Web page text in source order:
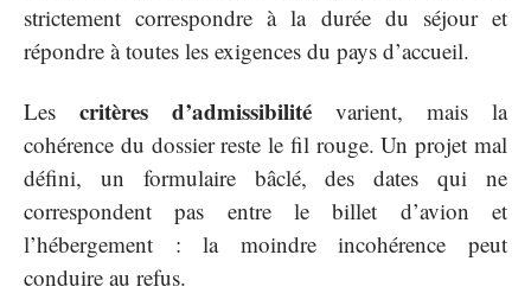
strictement correspondre à la durée du séjour et
répondre à toutes les exigences du pays d’accueil.
Les critères d’admissibilité varient, mais la
cohérence du dossier reste le fil rouge. Un projet mal
défini, un formulaire bâclé, des dates qui ne
correspondent pas entre le billet d’avion et
l’hébergement : la moindre incohérence peut
conduire au refus.